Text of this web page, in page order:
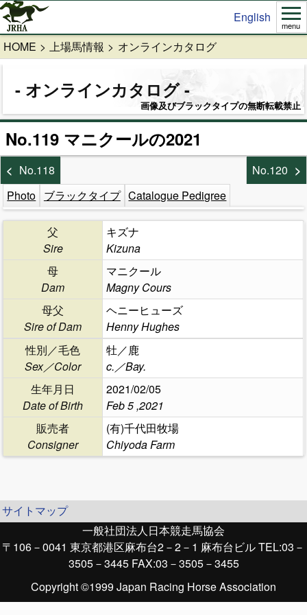
English
menu
HOME 上場馬情報 オンラインカタログ
オンラインカタログ
画像及びブラックタイプの無断転載禁止
No.119 マニクールの2021
No.118
No.120
Photo ブラックタイプ Catalogue Pedigree
父
Sire
キズナ
Kizuna
母
Dam
マニクール
Magny Cours
母父
Sire of Dam
ヘニーヒューズ
Henny Hughes
性別／毛色
Sex／Color
牡／鹿
c.／Bay.
生年月日
Date of Birth
2021/02/05
Feb 5 ,2021
販売者
Consigner
(有)千代田牧場
Chiyoda Farm
サイトマップ
一般社団法人日本競走馬協会
〒106－0041 東京都港区麻布台2－2－1 麻布台ビル TEL:03－
3505－3445 FAX:03－3505－3455
Copyright ©1999 Japan Racing Horse Association